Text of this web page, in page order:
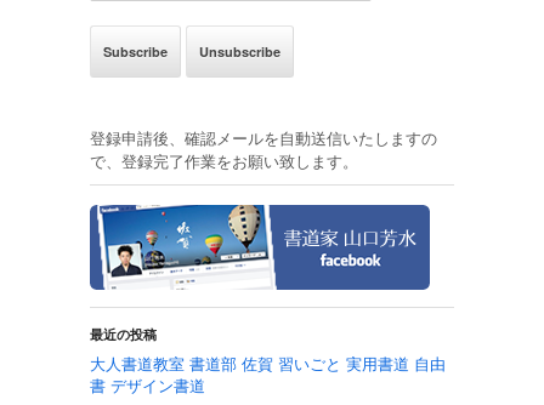
登録申請後、確認メールを自動送信いたしますの
で、登録完了作業をお願い致します。
最近の投稿
大人書道教室 書道部 佐賀 習いごと 実用書道 自由
書 デザイン書道